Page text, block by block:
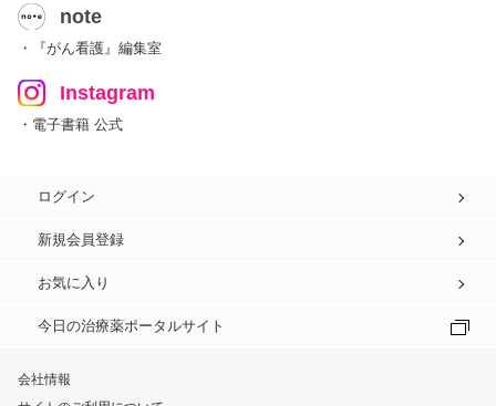
note
・『がん看護』編集室
Instagram
・電子書籍 公式
ログイン
新規会員登録
お気に入り
今日の治療薬ポータルサイト
会社情報